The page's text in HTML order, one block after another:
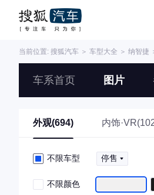
当前位置: 搜狐汽车 ＞ 车型大全 ＞ 纳智捷
车系首页 图片
外观(694) 内饰
不限车型 停售
不限颜色